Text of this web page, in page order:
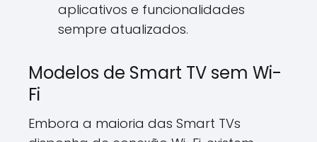
aplicativos e funcionalidades
sempre atualizados.
Modelos de Smart TV sem Wi-
Fi
Embora a maioria das Smart TVs